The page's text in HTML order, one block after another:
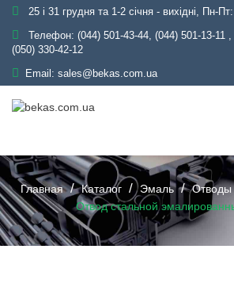
25 і 31 грудня та 1-2 січня - вихідні, Пн-
Телефон: (044) 501-43-44, (044) 501-13-11 ,
(050) 330-42-12
Email: sales@bekas.com.ua
Главная Каталог Эмаль
Отводы
Отвод стальной